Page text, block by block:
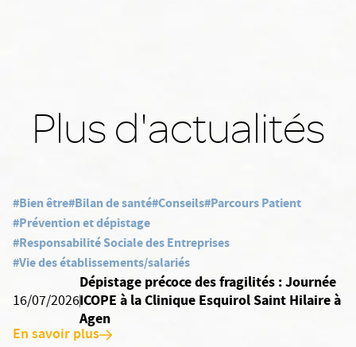
Plus d'actualités
#Bien être#Bilan de santé#Conseils#Parcours Patient
#Prévention et dépistage
#Responsabilité Sociale des Entreprises
#Vie des établissements/salariés
16/07/2026
Dépistage précoce des fragilités : Journée
ICOPE à la Clinique Esquirol Saint Hilaire à
Agen
En savoir plus